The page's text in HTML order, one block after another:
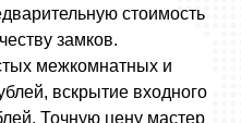
стоимость
замков.
межкомнатных и
вскрытие входного
Точную цену мастер